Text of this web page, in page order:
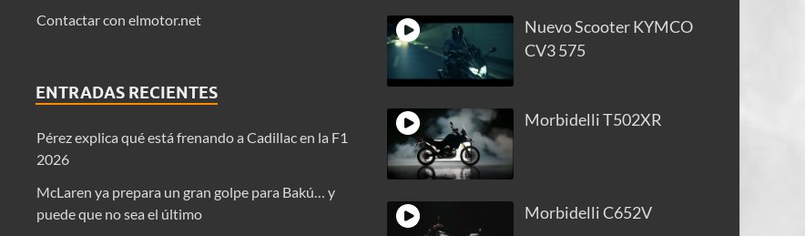
Contactar con elmotor.net
ENTRADAS RECIENTES
Pérez explica qué está frenando a Cadillac en la F1
2026
McLaren ya prepara un gran golpe para Bakú… y
puede que no sea el último
Nuevo Scooter KYMCO
CV3 575
Morbidelli T502XR
Morbidelli C652V